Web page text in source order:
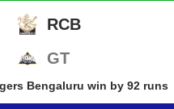
RCB
GT
Bengaluru win by 92 runs